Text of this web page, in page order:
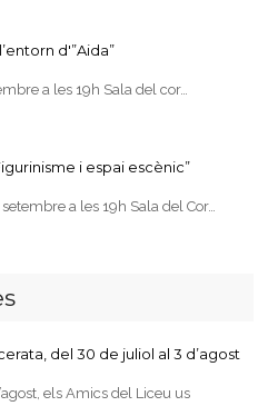
d'”Aida”
a les 19h Sala del cor…
i espai escènic”
a les 19h Sala del Cor…
del 30 de juliol al 3 d’agost
els Amics del Liceu us